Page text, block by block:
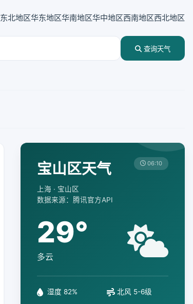
东北地区华东地区华南地区华中地区西南地区西北地区
查询天气
宝山区天气
上海 · 宝山区
数据来源：腾讯官方API
06:10
29°
多云
湿度 82% 北风 5-6级